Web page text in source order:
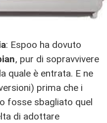
: Espoo ha dovuto
, pur di sopravvivere
quale è entrata. E ne
prima che i
fosse sbagliato quel
di adottare